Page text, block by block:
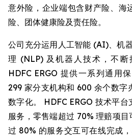
意外险，企业端包含财产险、海
险、团体健康险及责任险。
公司充分运用人工智能 (AI)、机
理 (NLP) 及机器人技术，不断
HDFC ERGO 提供一系列通用
299 家分支机构和 600 余个数字
数字化。 HDFC ERGO 技术平
服务，零售端超过 70% 理赔项
过 80% 的服务交互可在线完成